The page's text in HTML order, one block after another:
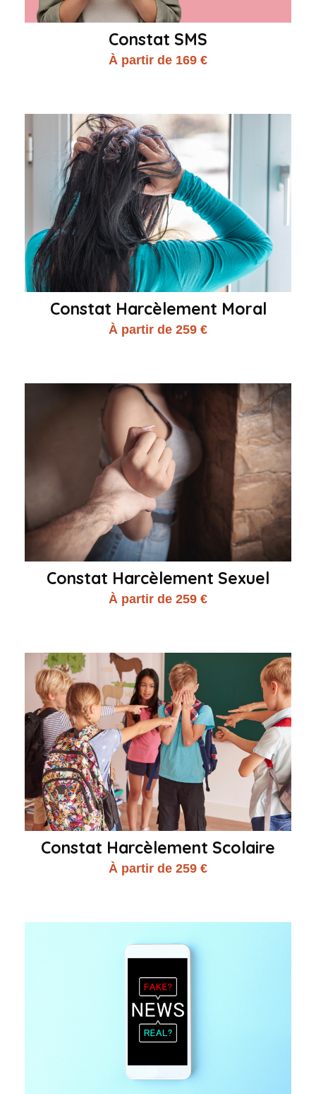
Constat SMS
À partir de 169 €
Constat Harcèlement Moral
À partir de 259 €
Constat Harcèlement Sexuel
À partir de 259 €
Constat Harcèlement Scolaire
À partir de 259 €